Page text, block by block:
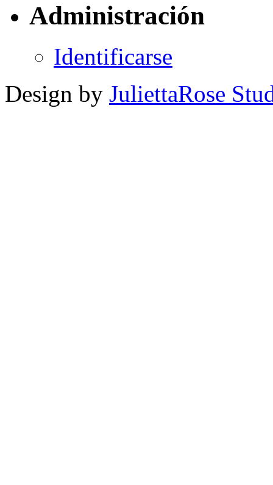
Administración
Identificarse
Design by JuliettaRose